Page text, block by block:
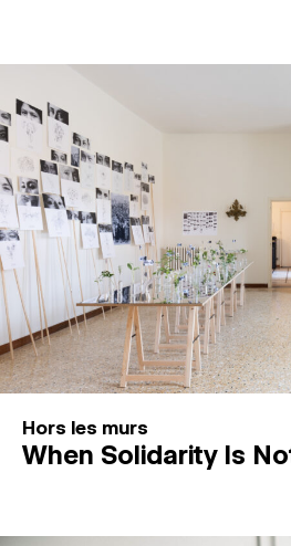
Hors les murs
When Solidarity Is